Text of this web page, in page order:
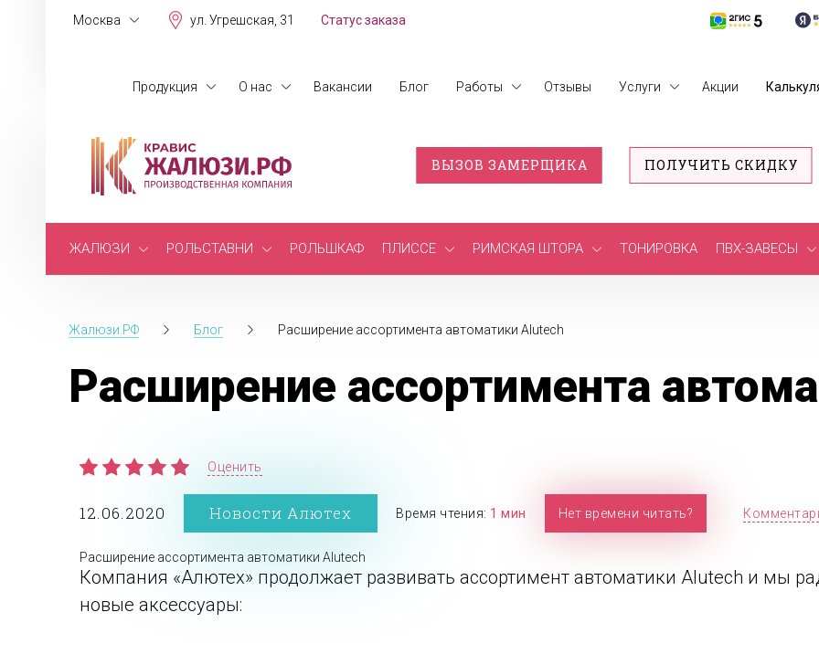
Москва ул. Угрешская, 31 Статус заказа
Продукция О нас Вакансии Блог Работы Отзывы Услуги Акции
ВЫЗОВ ЗАМЕРЩИКА ПОЛУЧИТЬ СКИДКУ
ЖАЛЮЗИ РОЛЬСТАВНИ РОЛЬШКАФ ПЛИССЕ РИМСКАЯ ШТОРА ТОНИРОВКА ПВХ-ЗАВЕСЫ
Жалюзи.РФ Блог Расширение ассортимента автоматики Alutech
Расширение ассортимента
Оценить
12.06.2020 Новости Алютех Время чтения: 1 мин Нет времени читать?
Расширение ассортимента автоматики Alutech
Компания «Алютех» продолжает развивать ассортимент автоматики Alutech и мы
новые аксессуары: